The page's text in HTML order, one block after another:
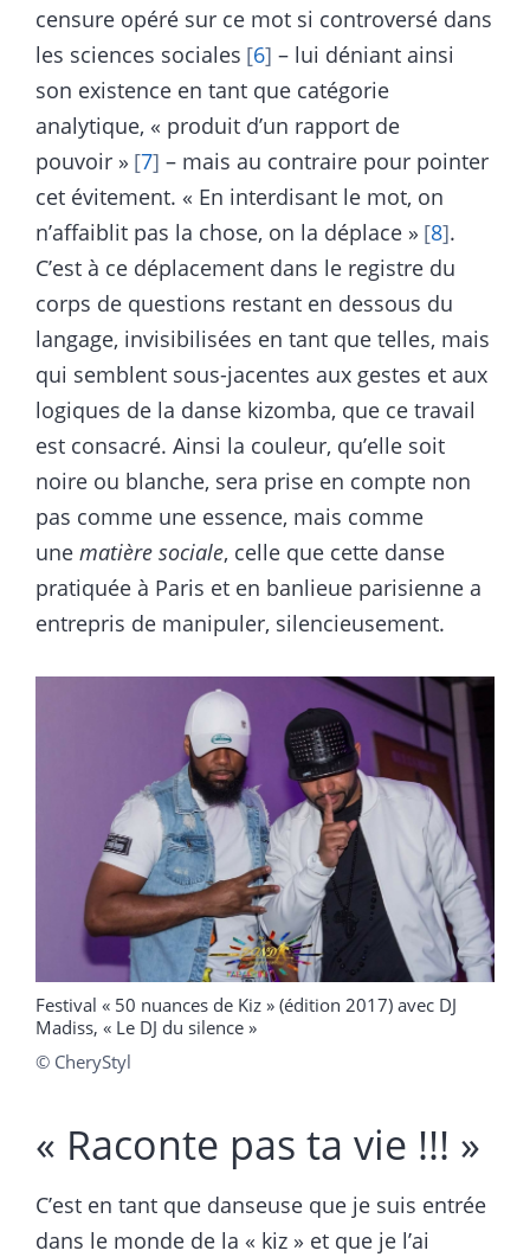
censure opéré sur ce mot si controversé dans
les sciences sociales 6 – lui déniant ainsi
son existence en tant que catégorie
analytique, « produit d’un rapport de
pouvoir » 7 – mais au contraire pour pointer
cet évitement. « En interdisant le mot, on
n’affaiblit pas la chose, on la déplace » 8 .
C’est à ce déplacement dans le registre du
corps de questions restant en dessous du
langage, invisibilisées en tant que telles, mais
qui semblent sous-jacentes aux gestes et aux
logiques de la danse kizomba, que ce travail
est consacré. Ainsi la couleur, qu’elle soit
noire ou blanche, sera prise en compte non
pas comme une essence, mais comme
une matière sociale, celle que cette danse
pratiquée à Paris et en banlieue parisienne a
entrepris de manipuler, silencieusement.
Festival « 50 nuances de Kiz » (édition 2017) avec DJ
Madiss, « Le DJ du silence »
© CheryStyl
« Raconte pas ta vie !!! »
C’est en tant que danseuse que je suis entrée
dans le monde de la « kiz » et que je l’ai